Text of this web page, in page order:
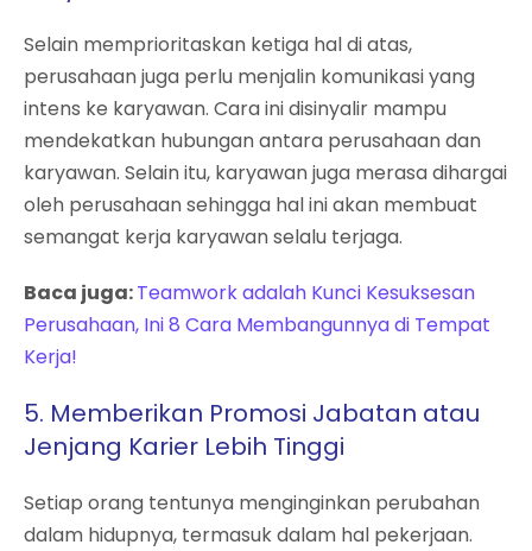
Selain memprioritaskan ketiga hal di atas,
perusahaan juga perlu menjalin komunikasi yang
intens ke karyawan. Cara ini disinyalir mampu
mendekatkan hubungan antara perusahaan dan
karyawan. Selain itu, karyawan juga merasa dihargai
oleh perusahaan sehingga hal ini akan membuat
semangat kerja karyawan selalu terjaga.
Baca juga:Teamwork adalah Kunci Kesuksesan
Perusahaan, Ini 8 Cara Membangunnya di Tempat
Kerja!
5. Memberikan Promosi Jabatan atau
Jenjang Karier Lebih Tinggi
Setiap orang tentunya menginginkan perubahan
dalam hidupnya, termasuk dalam hal pekerjaan.